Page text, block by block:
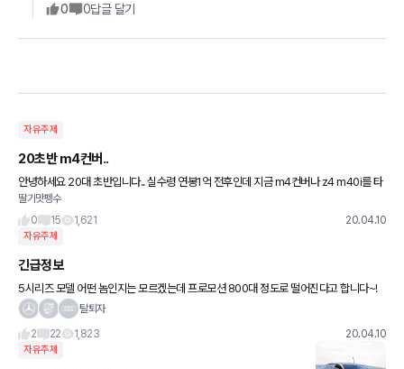
0 0답글 달기
자유주제
20초반 m4컨버..
안녕하세요 20대 초반입니다.. 실수령 연봉1억 전후인데 지금 m4컨버나 z4 m40i를 타
면 카푸어처럼 보일까요?.. 주변에서는 제 연봉을 말 안하고 차 사는것만 알고 카푸어라 말
합니다..
딸기맛펭수
0
15 1,621 20.04.10
자유주제
긴급정보
5시리즈 모델 어떤 놈인지는 모르겠는데 프로모션 800대 정도로 떨어진다고 합니다~!
오늘 계약하시길..!탈퇴자
2
22 1,823 20.04.10
자유주제